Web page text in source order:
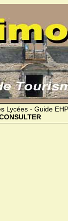
Lycées - Guide